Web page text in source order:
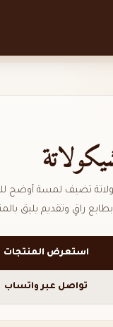
تضيف لمسة أوضح
راقٍ وتقديم يليق
استعرض المنتجات
تواصل عبر واتساب